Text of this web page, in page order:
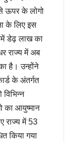
ऊपर के लोगो
के लिए इस
डेढ़ लाख का
राज्य में अब
है। उन्होंने
के अंतर्गत
का आयुष्मान
राज्य में 53
किया गया